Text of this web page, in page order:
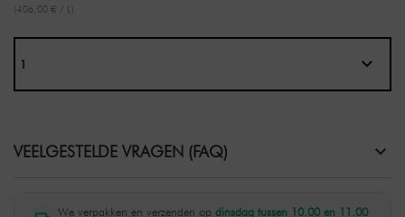
(406,00 € / L)
VEELGESTELDE VRAGEN (FAQ)
We verpakken en verzenden op dinsdag tussen 10.00 en 11.00